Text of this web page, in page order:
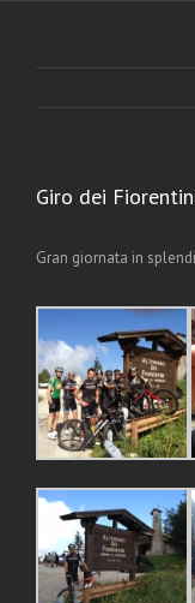
Giro dei
Gran giornata in